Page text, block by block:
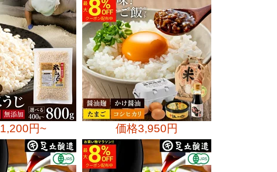
1,200円~ 価格3,950円